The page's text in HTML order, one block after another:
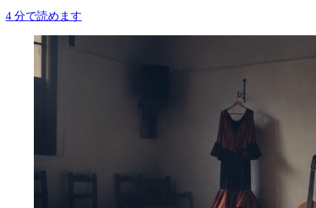
4 分で読めます